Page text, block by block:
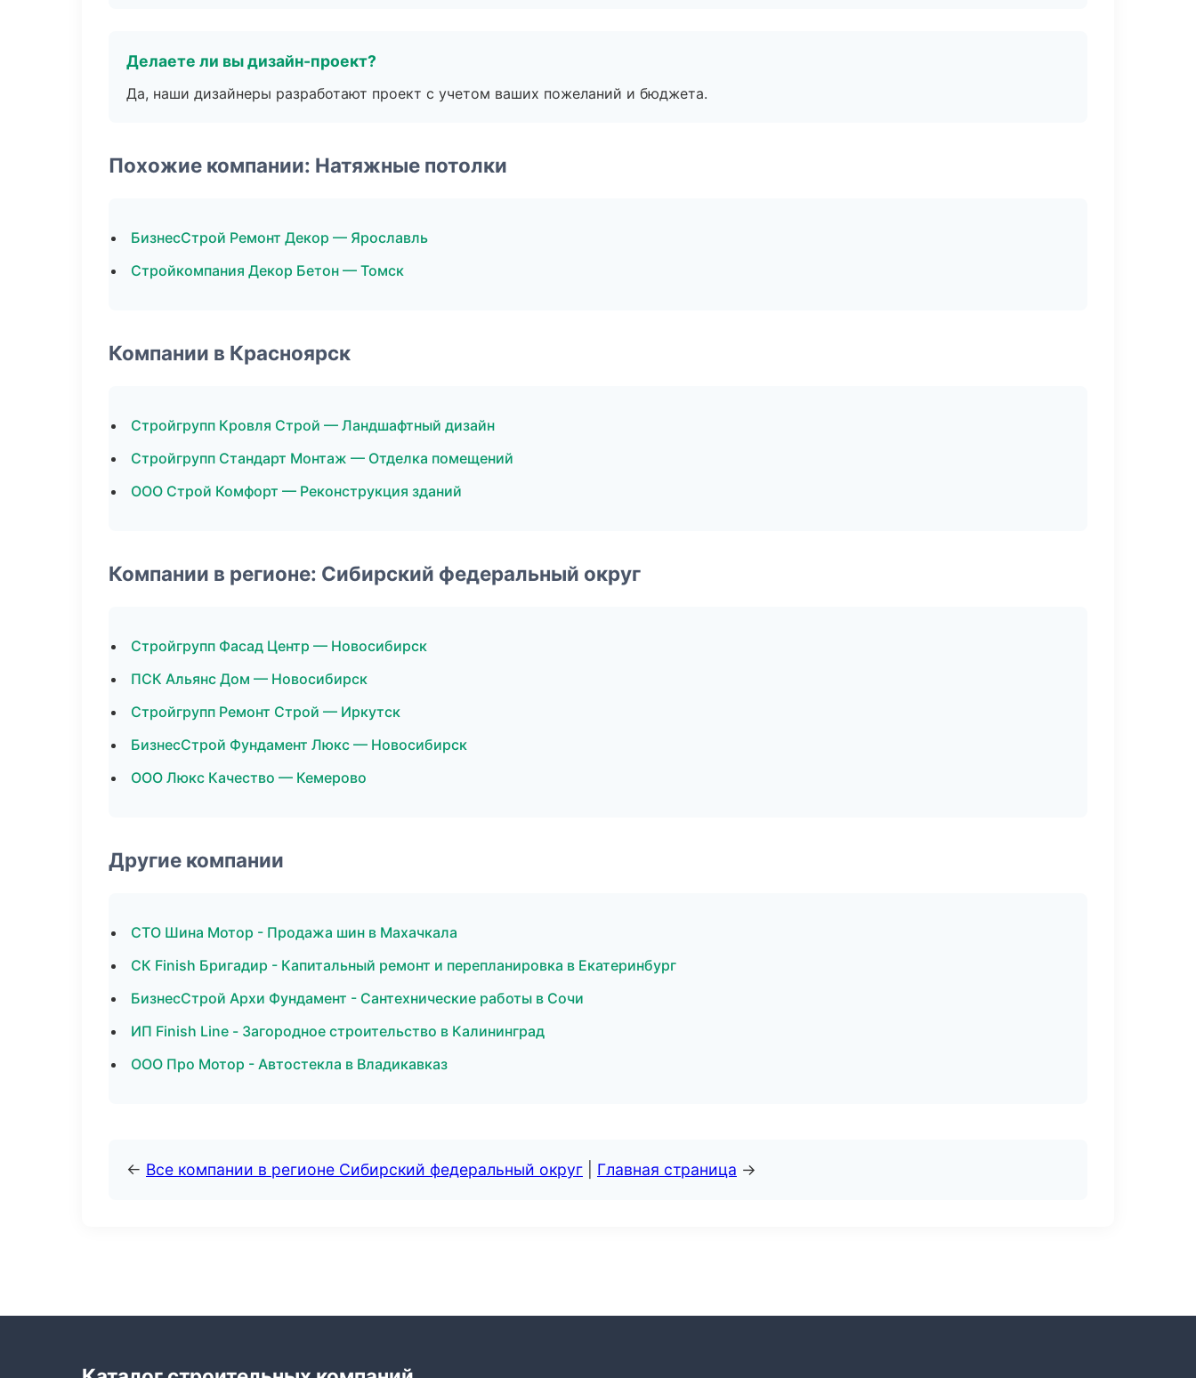
Делаете ли вы дизайн-проект?
Да, наши дизайнеры разработают проект с учетом ваших пожеланий и бюджета.
Похожие компании: Натяжные потолки
БизнесСтрой Ремонт Декор — Ярославль
Стройкомпания Декор Бетон — Томск
Компании в Красноярск
Стройгрупп Кровля Строй — Ландшафтный дизайн
Стройгрупп Стандарт Монтаж — Отделка помещений
ООО Строй Комфорт — Реконструкция зданий
Компании в регионе: Сибирский федеральный округ
Стройгрупп Фасад Центр — Новосибирск
ПСК Альянс Дом — Новосибирск
Стройгрупп Ремонт Строй — Иркутск
БизнесСтрой Фундамент Люкс — Новосибирск
ООО Люкс Качество — Кемерово
Другие компании
СТО Шина Мотор - Продажа шин в Махачкала
СК Finish Бригадир - Капитальный ремонт и перепланировка в Екатеринбург
БизнесСтрой Архи Фундамент - Сантехнические работы в Сочи
ИП Finish Line - Загородное строительство в Калининград
ООО Про Мотор - Автостекла в Владикавказ
← Все компании в регионе Сибирский федеральный округ Главная страница →